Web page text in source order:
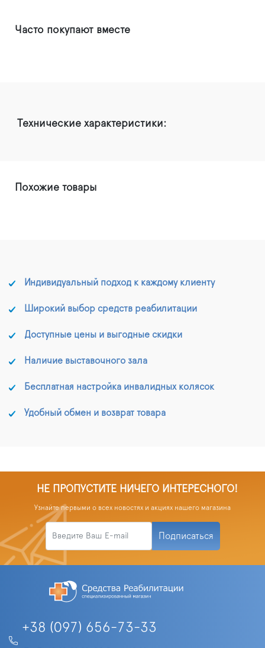
Часто покупают вместе
Технические характеристики:
Похожие товары
Индивидуальный подход к каждому клиенту
Широкий выбор средств реабилитации
Доступные цены и выгодные скидки
Наличие выставочного зала
Бесплатная настройка инвалидных колясок
Удобный обмен и возврат товара
НЕ ПРОПУСТИТЕ НИЧЕГО ИНТЕРЕСНОГО!
Узнайте первыми о всех новостях и акциях нашего магазина
Подписаться
+38 (097) 656-73-33